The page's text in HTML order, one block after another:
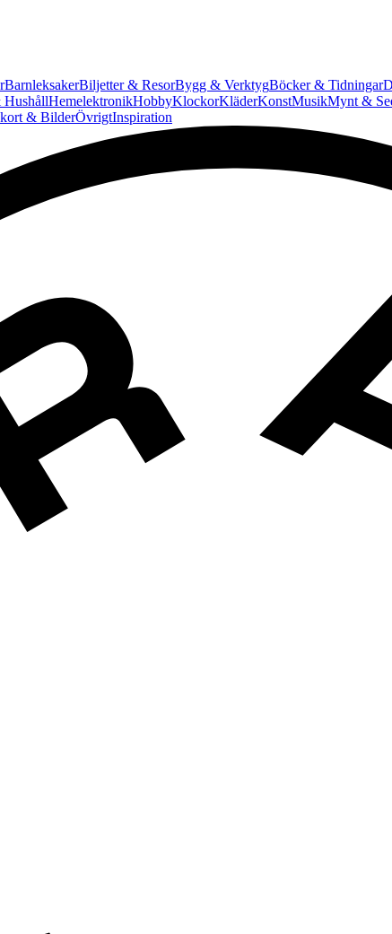
BarnleksakerBiljetter & ResorBygg & VerktygBöcker & Tidningar
HemelektronikHobbyKlockorKläderKonstMusikMynt &
& BilderÖvrigtInspiration